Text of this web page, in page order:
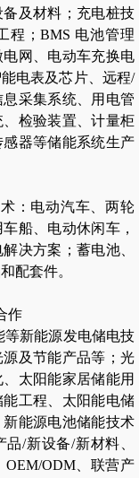
及材料；充电桩技
程；BMS 电池管理
网、电动车充换电
电表及芯片、远程/
采集系统、用电管
检验装置、计量柜
器等储能系统生产
：电动汽车、两轮
船、电动休闲车，
决方案；蓄电池、
配套件。
作
等新能源发电储电技
及节能产品等；光
太阳能家居储能用
工程、太阳能电储
能源电池储能技术
/新设备/新材料、
ODM、联营产